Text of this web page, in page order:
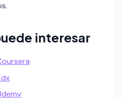
interesar